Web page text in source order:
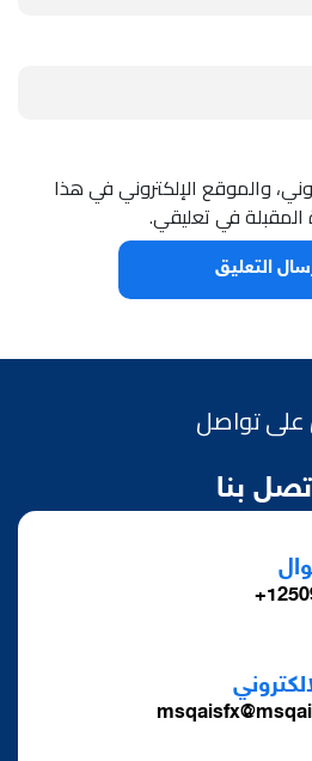
والموقع الإلكتروني في هذا
المقبلة في تعليقي.
تواصل
بنا